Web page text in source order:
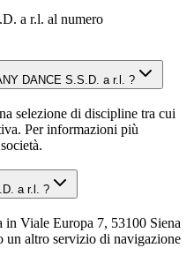
a r.l. al numero
DANCE S.S.D. a r.l. ?
selezione di discipline tra cui
Per informazioni più
a r.l. ?
Viale Europa 7, 53100 Siena
un altro servizio di navigazione